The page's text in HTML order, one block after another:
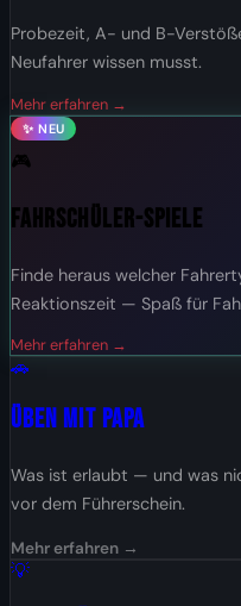
Probezeit, A- und B-
Neufahrer wissen musst.
Mehr erfahren →
✨ NEU
🎮
Fahrschüler-Spiele
Finde heraus welcher
Reaktionszeit — Spaß für
Mehr erfahren →
🚗
Üben mit Papa
Was ist erlaubt — und was
vor dem Führerschein.
Mehr erfahren →
💡